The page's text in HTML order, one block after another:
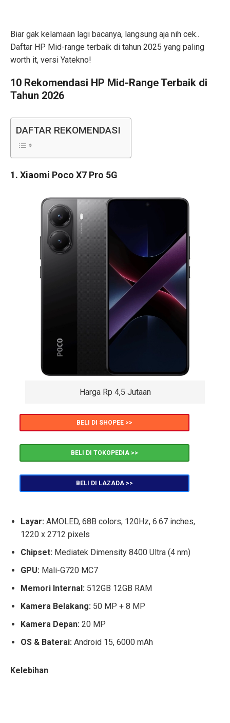
Biar gak kelamaan lagi bacanya, langsung aja nih cek..
Daftar HP Mid-range terbaik di tahun 2025 yang paling
worth it, versi Yatekno!
10 Rekomendasi HP Mid-Range Terbaik di
Tahun 2026
DAFTAR REKOMENDASI
1. Xiaomi Poco X7 Pro 5G
Harga Rp 4,5 Jutaan
BELI DI SHOPEE >>
BELI DI TOKOPEDIA >>
BELI DI LAZADA >>
Layar: AMOLED, 68B colors, 120Hz, 6.67 inches,
1220 x 2712 pixels
Chipset: Mediatek Dimensity 8400 Ultra (4 nm)
GPU: Mali-G720 MC7
Memori Internal: 512GB 12GB RAM
Kamera Belakang: 50 MP + 8 MP
Kamera Depan: 20 MP
OS & Baterai: Android 15, 6000 mAh
Kelebihan